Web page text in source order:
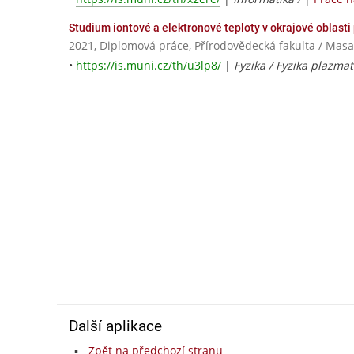
Studium iontové a elektronové teploty v okrajové
2021, Diplomová práce, Přírodovědecká fakulta /
• https://is.muni.cz/th/u3lp8/ | Fyzika / Fyzika
Další aplikace
Zpět na předchozí stranu